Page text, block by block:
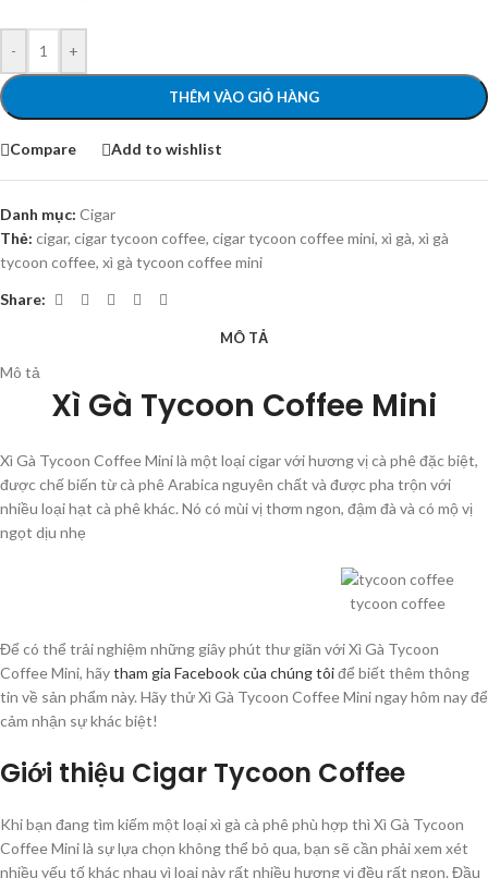
- +
THÊM VÀO GIỎ HÀNG
Compare Add to wishlist
Danh mục: Cigar
Thẻ: cigar, cigar tycoon coffee, cigar tycoon coffee mini, xì gà, xì gà
tycoon coffee, xì gà tycoon coffee mini
Share:
MÔ TẢ
Mô tả
Xì Gà Tycoon Coffee Mini
Xì Gà Tycoon Coffee Mini là một loại cigar với hương vị cà phê đặc biệt,
được chế biến từ cà phê Arabica nguyên chất và được pha trộn với
nhiều loại hạt cà phê khác. Nó có mùi vị thơm ngon, đậm đà và có mộ vị
ngọt dịu nhẹ
tycoon coffee
Để có thể trải nghiệm những giây phút thư giãn với Xì Gà Tycoon
Coffee Mini, hãytham gia Facebook của chúng tôiđể biết thêm thông
tin về sản phẩm này. Hãy thử Xì Gà Tycoon Coffee Mini ngay hôm nay để
cảm nhận sự khác biệt!
Giới thiệu Cigar Tycoon Coffee
Khi bạn đang tìm kiếm một loại xì gà cà phê phù hợp thì Xì Gà Tycoon
Coffee Mini là sự lựa chọn không thể bỏ qua, bạn sẽ cần phải xem xét
nhiều yếu tố khác nhau vì loại này rất nhiều hương vị đều rất ngon. Đầu